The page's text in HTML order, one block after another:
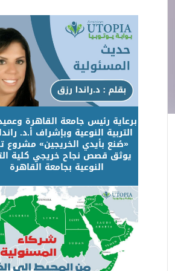
برعاية رئيس جامعة القاهرة
التربية النوعية وبإشراف أ.د.
«صُنع بأيدي الخريجين» مشروع
يوثق قصص نجاح خريجي كلية
النوعية بجامعة القاهرة